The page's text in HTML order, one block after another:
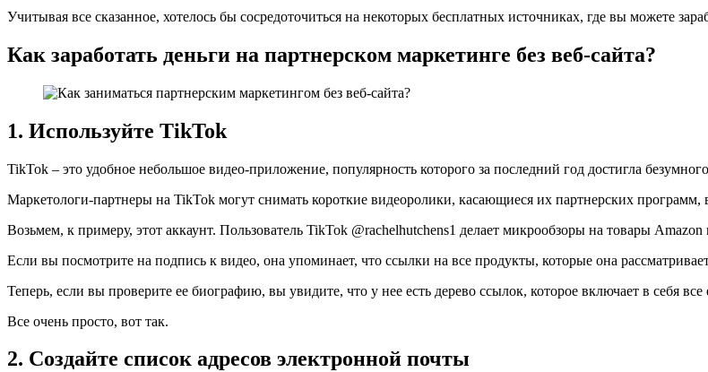
Учитывая все сказанное, хотелось бы сосредоточиться на некоторых бесплатных источниках, где вы можете
Как заработать деньги на партнерском маркетинге без веб-сайта?
1. Используйте TikTok
TikTok – это удобное небольшое видео-приложение, популярность которого за последний год достигла
Маркетологи-партнеры на TikTok могут снимать короткие видеоролики, касающиеся их партнерских
Возьмем, к примеру, этот аккаунт. Пользователь TikTok @rachelhutchens1 делает микрообзоры на товары
Если вы посмотрите на подпись к видео, она упоминает, что ссылки на все продукты, которые она
Теперь, если вы проверите ее биографию, вы увидите, что у нее есть дерево ссылок, которое включает в себя
Все очень просто, вот так.
2. Создайте список адресов электронной почты